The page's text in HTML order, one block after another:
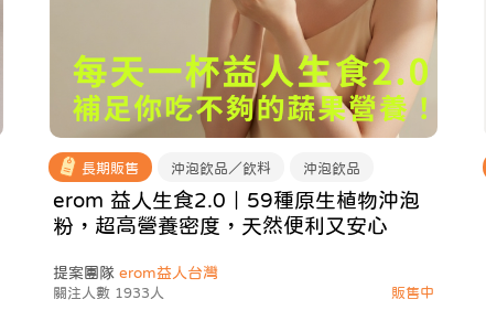
長期販售 沖泡飲品／飲料 沖泡飲品
erom 益人生食2.0｜59種原生植物沖泡
粉，超高營養密度，天然便利又安心
提案團隊 erom益人台灣
關注人數 1933人 販售中